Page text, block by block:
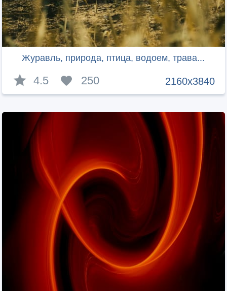
Журавль, природа, птица, водоем, трава...
2160x3840
4.5 250